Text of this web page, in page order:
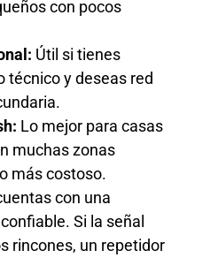
con pocos
Útil si tienes
técnico y deseas red
Lo mejor para casas
muchas zonas
más costoso.
con una
Si la señal
rincones, un repetidor